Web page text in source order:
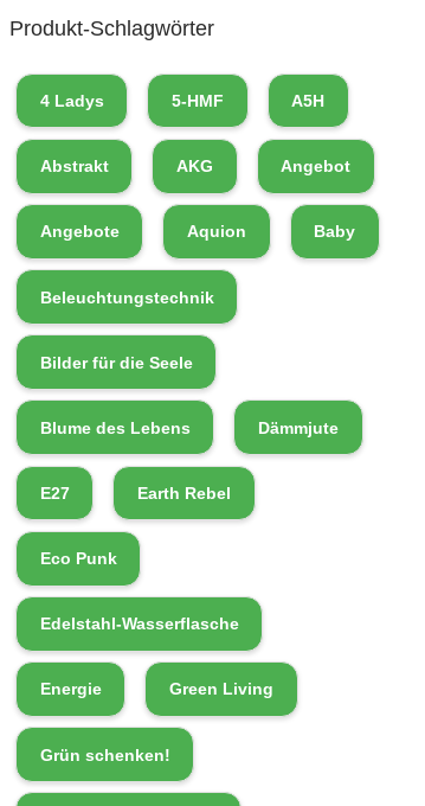
Produkt-Schlagwörter
4 Ladys 5-HMF A5H
Abstrakt AKG Angebot
Angebote Aquion Baby
Beleuchtungstechnik
Bilder für die Seele
Blume des Lebens Dämmjute
E27 Earth Rebel
Eco Punk
Edelstahl-Wasserflasche
Energie Green Living
Grün schenken!